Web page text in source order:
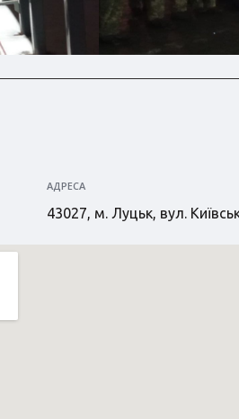
АДРЕСА
43027, м. Луцьк, вул.